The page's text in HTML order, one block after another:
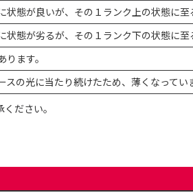
状態が良いが、その１ランク上の状態に至
状態が劣るが、その１ランク下の状態に至
ます。
の光に当たり続けたため、薄くなってい
ださい。